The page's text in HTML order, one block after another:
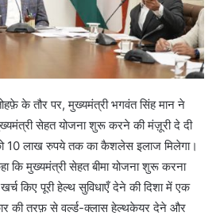
के तौर पर, मुख्यमंत्री भगवंत सिंह मान ने
सेहत योजना शुरू करने की मंज़ूरी दे दी
10 लाख रुपये तक का कैशलेस इलाज मिलेगा।
कि मुख्यमंत्री सेहत बीमा योजना शुरू करना
किए पूरी हेल्थ सुविधाएँ देने की दिशा में एक
की तरफ़ से वर्ल्ड-क्लास हेल्थकेयर देने और